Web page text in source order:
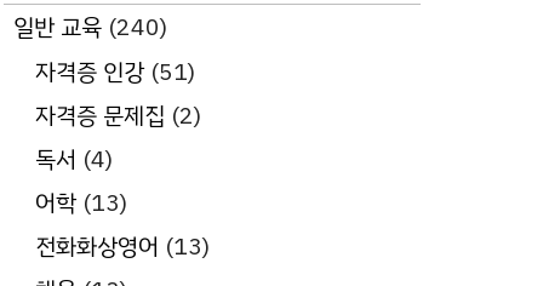
일반 교육 (240)
자격증 인강(51)
자격증 문제집 (2)
독서 (4)
어학 (13)
전화화상영어 (13)